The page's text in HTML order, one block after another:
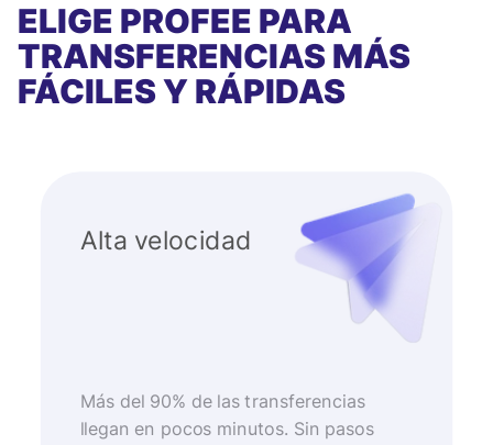
ELIGE PROFEE PARA
TRANSFERENCIAS MÁS
FÁCILES Y RÁPIDAS
Alta velocidad
Más del 90% de las transferencias
llegan en pocos minutos. Sin pasos